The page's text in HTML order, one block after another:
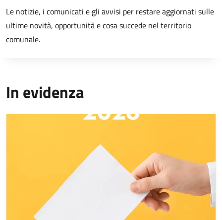
Le notizie, i comunicati e gli avvisi per restare aggiornati sulle
ultime novità, opportunità e cosa succede nel territorio
comunale.
In evidenza